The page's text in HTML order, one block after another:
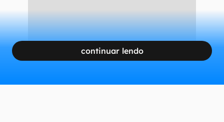
continuar lendo